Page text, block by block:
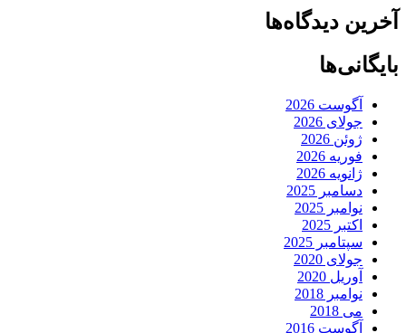
آخرین دیدگاه‌ها
بایگانی‌ها
آگوست 2026
جولای 2026
ژوئن 2026
فوریه 2026
ژانویه 2026
دسامبر 2025
نوامبر 2025
اکتبر 2025
سپتامبر 2025
جولای 2020
آوریل 2020
نوامبر 2018
می 2018
آگوست 2016